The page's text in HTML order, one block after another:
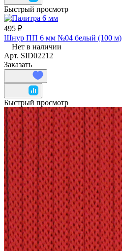
Быстрый просмотр
495 ₽
Шнур ПП 6 мм №04 белый (100 м)
Нет в наличии
Арт. SID02212
Заказать
Быстрый просмотр